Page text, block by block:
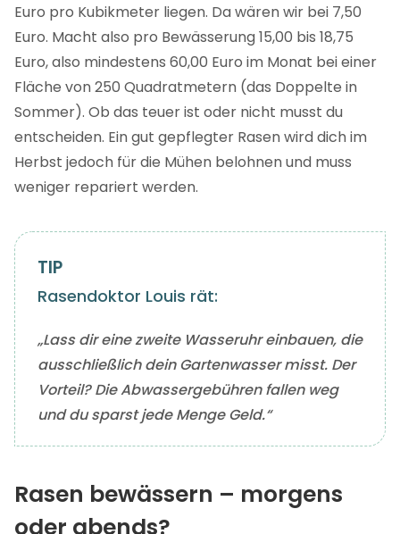
Euro pro Kubikmeter liegen. Da wären wir bei 7,50
Euro. Macht also pro Bewässerung 15,00 bis 18,75
Euro, also mindestens 60,00 Euro im Monat bei einer
Fläche von 250 Quadratmetern (das Doppelte in
Sommer). Ob das teuer ist oder nicht musst du
entscheiden. Ein gut gepflegter Rasen wird dich im
Herbst jedoch für die Mühen belohnen und muss
weniger repariert werden.
Rasendoktor Louis rät:
„Lass dir eine zweite Wasseruhr einbauen, die
ausschließlich dein Gartenwasser misst. Der
Vorteil? Die Abwassergebühren fallen weg
und du sparst jede Menge Geld.“
Rasen bewässern – morgens
oder abends?